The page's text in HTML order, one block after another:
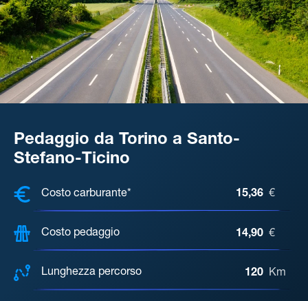
Pedaggio da Torino a Santo-
Stefano-Ticino
COSTI, DISTANZA, TEMPO DI
Costo carburante* 15,36 €
Costo pedaggio 14,90 €
Lunghezza percorso 120 Km